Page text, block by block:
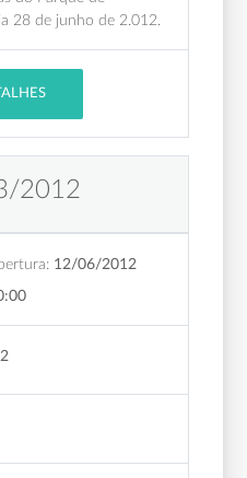
28 de junho de 2.012.
2012
12/06/2012